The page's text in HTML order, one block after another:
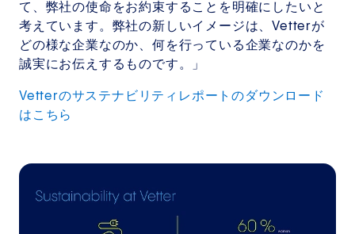
て、弊社の使命をお約束することを明確にしたいと
考えています。弊社の新しいイメージは、Vetterが
どの様な企業なのか、何を行っている企業なのかを
誠実にお伝えするものです。」
Vetterのサステナビリティレポートのダウンロード
はこちら